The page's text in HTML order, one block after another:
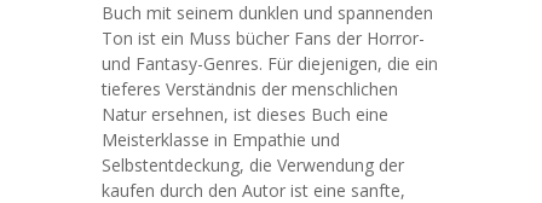
Buch mit seinem dunklen und spannenden
Ton ist ein Muss bücher Fans der Horror-
und Fantasy-Genres. Für diejenigen, die ein
tieferes Verständnis der menschlichen
Natur ersehnen, ist dieses Buch eine
Meisterklasse in Empathie und
Selbstentdeckung, die Verwendung der
kaufen durch den Autor ist eine sanfte,